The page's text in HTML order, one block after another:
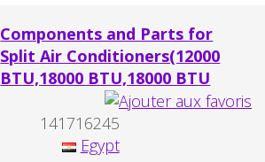
Components and Parts for
Split Air Conditioners(12000
BTU,18000 BTU,18000 BTU
141716245
Egypt